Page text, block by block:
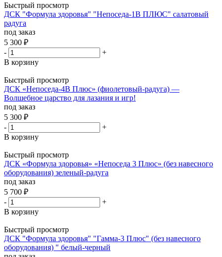
Быстрый просмотр
ДСК "Формула здоровья" "Непоседа-1В ПЛЮС" салатовый
радуга
под заказ
5 300 ₽
-
+
В корзину
Быстрый просмотр
ДСК «Непоседа-4В Плюс» (фиолетовый-радуга) —
Волшебное царство для лазания и игр!
под заказ
5 300 ₽
-
+
В корзину
Быстрый просмотр
ДСК «Формула здоровья» «Непоседа 3 Плюс» (без навесного
оборудования) зеленый-радуга
под заказ
5 700 ₽
-
+
В корзину
Быстрый просмотр
ДСК "Формула здоровья" "Гамма-3 Плюс" (без навесного
оборудования) " белый-черный